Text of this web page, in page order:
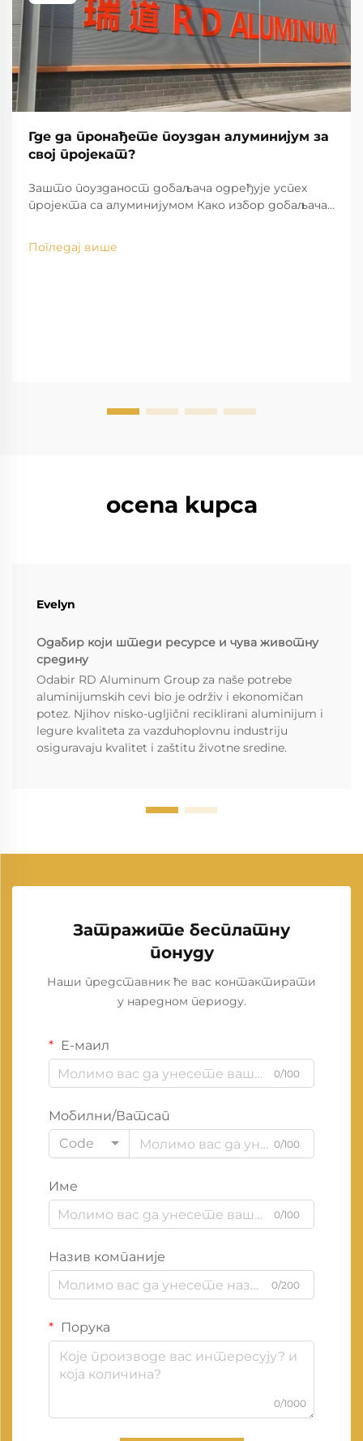
Где да пронађете поуздан алуминијум за
свој пројекат?
Зашто поузданост добаљача одређује успех
пројекта са алуминијумом Како избор добаљача
пројекта Када компаније одаберу погрешне
добаљаче, често дође до проблема са
Погледај више
ocena kupca
Evelyn
Одабир који штеди ресурсе и чува животну
средину
Odabir RD Aluminum Group za naše potrebe
aluminijumskih cevi bio je održiv i ekonomičan
potez. Njihov nisko-ugljični reciklirani aluminijum i
legure kvaliteta za vazduhoplovnu industriju
osiguravaju kvalitet i zaštitu životne sredine.
Затражите бесплатну
понуду
Наши представник ће вас контактирати
у наредном периоду.
Е-маил
0/100
Мобилни/Ватсап
Code
0/100
Име
0/100
Назив компаније
0/200
Порука
0/1000